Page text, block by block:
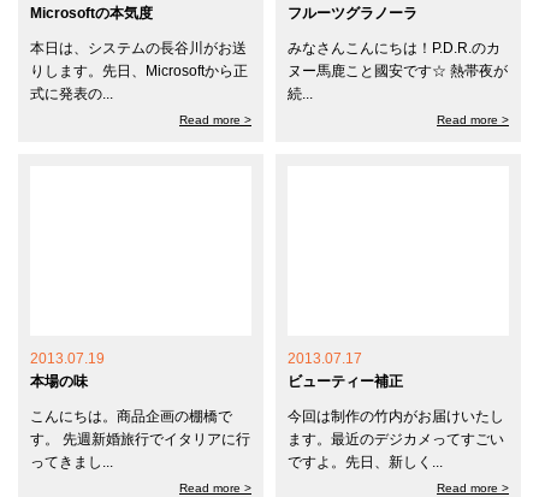
Microsoftの本気度
本日は、システムの長谷川がお送
りします。先日、Microsoftから正
式に発表の...
Read more >
フルーツグラノーラ
みなさんこんにちは！P.D.R.のカ
ヌー馬鹿こと國安です☆ 熱帯夜が
続...
Read more >
2013.07.19
本場の味
こんにちは。商品企画の棚橋で
す。 先週新婚旅行でイタリアに行
ってきまし...
Read more >
2013.07.17
ビューティー補正
今回は制作の竹内がお届けいたし
ます。最近のデジカメってすごい
ですよ。先日、新しく...
Read more >